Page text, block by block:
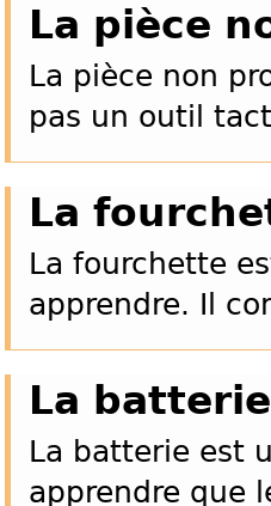
La pièce
La pièce non
pas un outil
La
La fourchette
apprendre. Il
La batterie
La batterie est
apprendre que